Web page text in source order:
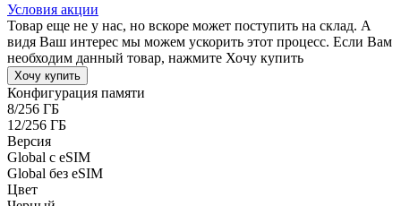
Условия акции
Товар еще не у нас, но вскоре может поступить на склад. А
видя Ваш интерес мы можем ускорить этот процесс. Если Вам
необходим данный товар, нажмите Хочу купить
Хочу купить
Конфигурация памяти
8/256 ГБ
12/256 ГБ
Версия
Global c eSIM
Global без eSIM
Цвет